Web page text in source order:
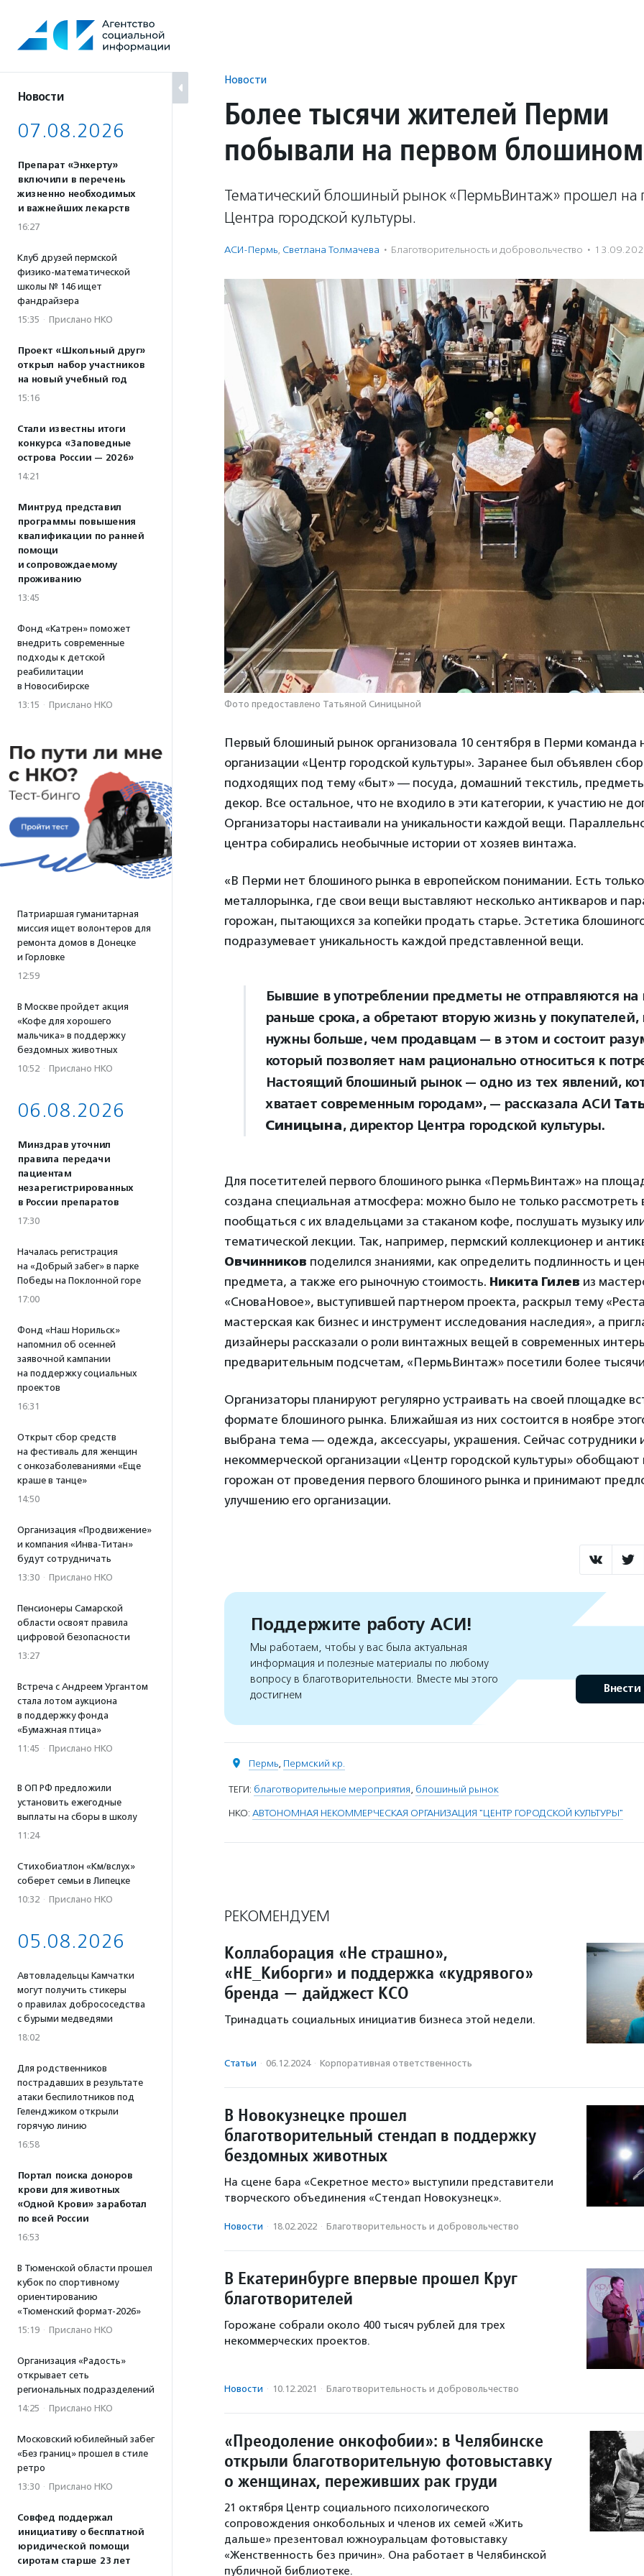
содержанию
Новости
07.08.2026
Препарат «Энхерту»
включили в перечень
жизненно необходимых
и важнейших лекарств
16:27
Клуб друзей пермской
физико-математической
школы № 146 ищет
фандрайзера
15:35 · Прислано НКО
Проект «Школьный друг»
открыл набор участников
на новый учебный год
15:16
Стали известны итоги
конкурса «Заповедные
острова России — 2026»
14:21
Минтруд представил
программы повышения
квалификации по ранней
помощи
и сопровождаемому
проживанию
13:45
Фонд «Катрен» поможет
внедрить современные
подходы к детской
реабилитации
в Новосибирске
13:15 · Прислано НКО
Патриаршая гуманитарная
миссия ищет волонтеров для
ремонта домов в Донецке
и Горловке
12:59
В Москве пройдет акция
«Кофе для хорошего
мальчика» в поддержку
бездомных животных
10:52 · Прислано НКО
06.08.2026
Минздрав уточнил
правила передачи
пациентам
незарегистрированных
в России препаратов
17:30
Началась регистрация
на «Добрый забег» в парке
Победы на Поклонной горе
17:00
Фонд «Наш Норильск»
напомнил об осенней
заявочной кампании
на поддержку социальных
проектов
16:31
Открыт сбор средств
на фестиваль для женщин
с онкозаболеваниями «Еще
краше в танце»
14:50
Организация «Продвижение»
и компания «Инва-Титан»
будут сотрудничать
13:30 · Прислано НКО
Пенсионеры Самарской
области освоят правила
цифровой безопасности
13:27
Встреча с Андреем Ургантом
стала лотом аукциона
в поддержку фонда
«Бумажная птица»
11:45 · Прислано НКО
В ОП РФ предложили
установить ежегодные
выплаты на сборы в школу
11:24
Стихобиатлон «Км/вслух»
соберет семьи в Липецке
10:32 · Прислано НКО
05.08.2026
Автовладельцы Камчатки
могут получить стикеры
о правилах добрососедства
с бурыми медведями
18:02
Для родственников
пострадавших в результате
атаки беспилотников под
Геленджиком открыли
горячую линию
16:58
Портал поиска доноров
крови для животных
«Одной Крови» заработал
по всей России
16:53
В Тюменской области прошел
кубок по спортивному
ориентированию
«Тюменский формат-2026»
15:19 · Прислано НКО
Организация «Радость»
открывает сеть
региональных подразделений
14:25 · Прислано НКО
Московский юбилейный забег
«Без границ» прошел в стиле
ретро
13:30 · Прислано НКО
Совфед поддержал
инициативу о бесплатной
юридической помощи
сиротам старше 23 лет
Новости
Более тысячи жителей Перми
побывали на первом
Тематический блошиный рынок «ПермьВинтаж» прошел на
Центра городской культуры.
АСИ-Пермь, Светлана Толмачева · Благотвори­тель­ность и доброволь­чест­во ·
Фото предоставлено Татьяной Синицыной
Первый блошиный рынок организовала 10 сентября в Перми команда
организации «Центр городской культуры». Заранее был объявлен
подходящих под тему «быт» — посуда, домашний текстиль,
декор. Все остальное, что не входило в эти категории, к участию не
Организаторы настаивали на уникальности каждой вещи.
центра собирались необычные истории от хозяев винтажа.
«В Перми нет блошиного рынка в европейском понимании. Есть
металлорынка, где свои вещи выставляют несколько антикваров и
горожан, пытающихся за копейки продать старье. Эстетика
подразумевает уникальность каждой представленной вещи.
Бывшие в употреблении предметы не отправляются на
раньше срока, а обретают вторую жизнь у
нужны больше, чем продавцам — в этом и состоит
который позволяет нам рационально относиться к
Настоящий блошиный рынок — одно из тех явлений,
хватает современным городам», — рассказала АСИ
Синицына, директор Центра городской культуры.
Для посетителей первого блошиного рынка «ПермьВинтаж» на
создана специальная атмосфера: можно было не только рассмотреть
пообщаться с их владельцами за стаканом кофе, послушать музыку
тематической лекции. Так, например, пермский коллекционер и
Овчинников поделился знаниями, как определить подлинность и
предмета, а также его рыночную стоимость. Никита Гилев из
«СноваНовое», выступившей партнером проекта, раскрыл тему
мастерская как бизнес и инструмент исследования наследия», а
дизайнеры рассказали о роли винтажных вещей в современных
предварительным подсчетам, «ПермьВинтаж» посетили более
Организаторы планируют регулярно устраивать на своей площадке
формате блошиного рынка. Ближайшая из них состоится в ноябре
выбрана тема — одежда, аксессуары, украшения. Сейчас сотрудники
некоммерческой организации «Центр городской культуры» обобщают
горожан от проведения первого блошиного рынка и принимают
улучшению его организации.
Поддержите работу АСИ!
Мы работаем, чтобы у вас была актуальная
информация и полезные материалы по любому
вопросу в благотворительности. Вместе мы этого
достигнем
Внести
Пермь, Пермский кр.
ТЕГИ: благотворительные мероприятия, блошиный рынок
НКО: АВТОНОМНАЯ НЕКОММЕРЧЕСКАЯ ОРГАНИЗАЦИЯ "ЦЕНТР ГОРОДСКОЙ КУЛЬТУРЫ"
РЕКОМЕНДУЕМ
Коллаборация «Не страшно»,
«НЕ_Киборги» и поддержка «кудрявого»
бренда — дайджест КСО
Тринадцать социальных инициатив бизнеса этой недели.
Статьи · 06.12.2024 · Корпоративная ответственность
В Новокузнецке прошел
благотворительный стендап в поддержку
бездомных животных
На сцене бара «Секретное место» выступили представители
творческого объединения «Стендап Новокузнецк».
Новости · 18.02.2022 · Благотвори­тель­ность и доброволь­чест­во
В Екатеринбурге впервые прошел Круг
благотворителей
Горожане собрали около 400 тысяч рублей для трех
некоммерческих проектов.
Новости · 10.12.2021 · Благотвори­тель­ность и доброволь­чест­во
«Преодоление онкофобии»: в Челябинске
открыли благотворительную фотовыставку
о женщинах, переживших рак груди
21 октября Центр социального психологического
сопровождения онкобольных и членов их семей «Жить
дальше» презентовал южноуральцам фотовыставку
«Женственность без причин». Она работает в Челябинской
публичной библиотеке.